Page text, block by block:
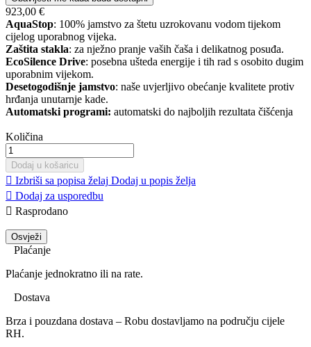
923,00 €
AquaStop: 100% jamstvo za štetu uzrokovanu vodom tijekom
cijelog uporabnog vijeka.
Zaštita stakla: za nježno pranje vaših čaša i delikatnog posuđa.
EcoSilence Drive: posebna ušteda energije i tih rad s osobito dugim
uporabnim vijekom.
Desetogodišnje jamstvo: naše uvjerljivo obećanje kvalitete protiv
hrđanja unutarnje kade.
Automatski programi: automatski do najboljih rezultata čišćenja
Količina
Dodaj u košaricu
 Izbriši sa popisa želaj Dodaj u popis želja
 Dodaj za usporedbu
 Rasprodano
Plaćanje
Plaćanje jednokratno ili na rate.
Dostava
Brza i pouzdana dostava – Robu dostavljamo na području cijele
RH.